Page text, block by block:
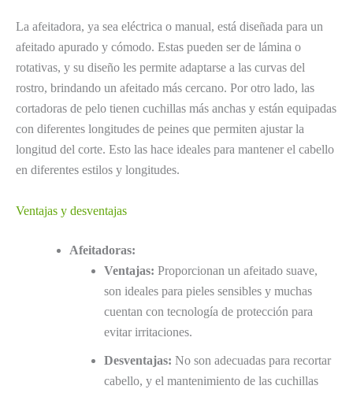
La afeitadora, ya sea eléctrica o manual, está diseñada para un
afeitado apurado y cómodo. Estas pueden ser de lámina o
rotativas, y su diseño les permite adaptarse a las curvas del
rostro, brindando un afeitado más cercano. Por otro lado, las
cortadoras de pelo tienen cuchillas más anchas y están equipadas
con diferentes longitudes de peines que permiten ajustar la
longitud del corte. Esto las hace ideales para mantener el cabello
en diferentes estilos y longitudes.
Ventajas y desventajas
Afeitadoras:
Ventajas: Proporcionan un afeitado suave,
son ideales para pieles sensibles y muchas
cuentan con tecnología de protección para
evitar irritaciones.
Desventajas: No son adecuadas para recortar
cabello, y el mantenimiento de las cuchillas